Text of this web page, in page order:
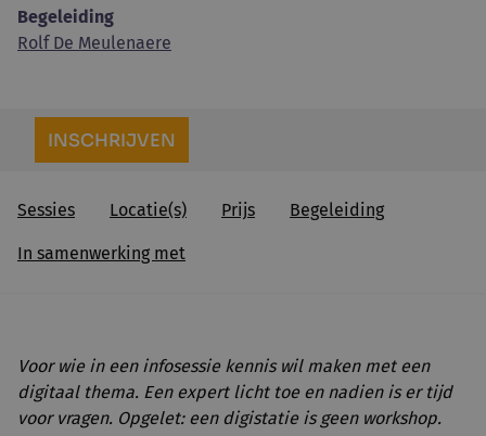
Begeleiding
Rolf De Meulenaere
INSCHRIJVEN
Sessies Locatie(s) Prijs Begeleiding
In samenwerking met
Voor wie in een infosessie kennis wil maken met een
digitaal thema. Een expert licht toe en nadien is er tijd
voor vragen. Opgelet: een digistatie is geen workshop.